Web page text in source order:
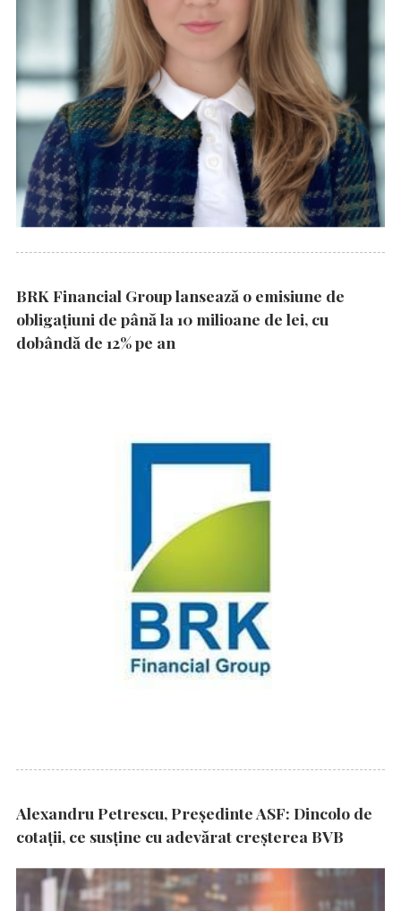
BRK Financial Group lansează o emisiune de
obligațiuni de până la 10 milioane de lei, cu
dobândă de 12% pe an
Alexandru Petrescu, Președinte ASF: Dincolo de
cotații, ce susține cu adevărat creșterea BVB